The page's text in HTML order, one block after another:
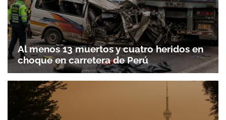
Al menos 13 muertos y cuatro heridos en
choque en carretera de Perú